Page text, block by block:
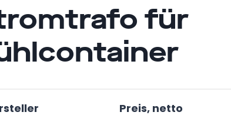
für
Preis, netto